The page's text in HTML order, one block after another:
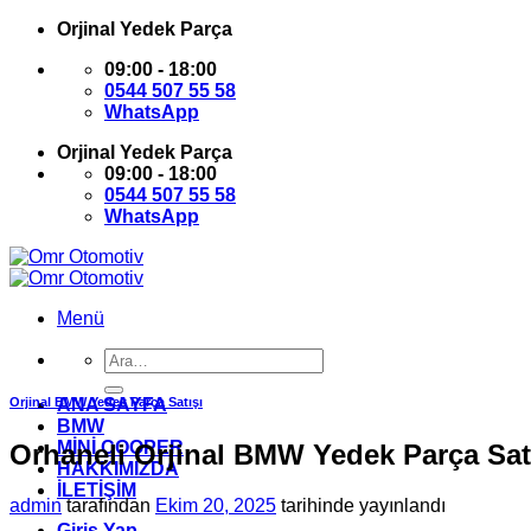
İçeriğeOrjinal Yedek Parça
09:00 - 18:00
0544 507 55 58
WhatsApp
Orjinal Yedek Parça
09:00 - 18:00
0544 507 55 58
WhatsApp
Menü
Ara:
ANA SAYFA
BMW
MİNİ COOPER
HAKKIMIZDA
İLETİŞİM
Orjinal BMW Yedek Parça Satışı
Orhaneli Orjinal BMW Yedek Parça
admintarafından Ekim 20, 2025 tarihinde yayınlandı